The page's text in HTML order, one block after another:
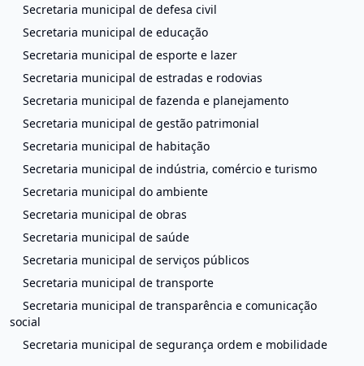
Secretaria municipal de defesa civil
Secretaria municipal de educação
Secretaria municipal de esporte e lazer
Secretaria municipal de estradas e rodovias
Secretaria municipal de fazenda e planejamento
Secretaria municipal de gestão patrimonial
Secretaria municipal de habitação
Secretaria municipal de indústria, comércio e turismo
Secretaria municipal do ambiente
Secretaria municipal de obras
Secretaria municipal de saúde
Secretaria municipal de serviços públicos
Secretaria municipal de transporte
Secretaria municipal de transparência e comunicação
social
Secretaria municipal de segurança ordem e mobilidade